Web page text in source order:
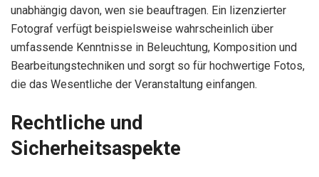
unabhängig davon, wen sie beauftragen. Ein lizenzierter
Fotograf verfügt beispielsweise wahrscheinlich über
umfassende Kenntnisse in Beleuchtung, Komposition und
Bearbeitungstechniken und sorgt so für hochwertige Fotos,
die das Wesentliche der Veranstaltung einfangen.
Rechtliche und
Sicherheitsaspekte